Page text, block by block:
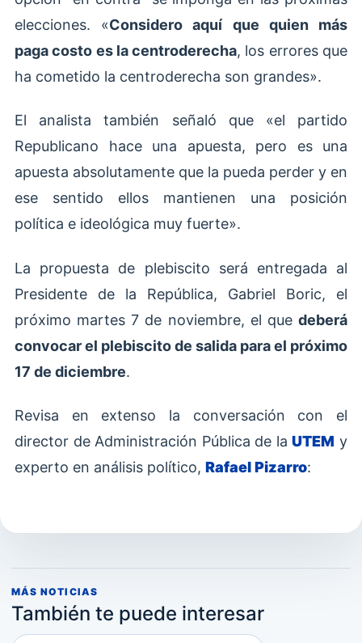
elecciones. «Considero aquí que quien más
paga costo es la centroderecha, los errores que
ha cometido la centroderecha son grandes».
El analista también señaló que «el partido
Republicano hace una apuesta, pero es una
apuesta absolutamente que la pueda perder y en
ese sentido ellos mantienen una posición
política e ideológica muy fuerte».
La propuesta de plebiscito será entregada al
Presidente de la República, Gabriel Boric, el
próximo martes 7 de noviembre, el que deberá
convocar el plebiscito de salida para el próximo
17 de diciembre.
Revisa en extenso la conversación con el
director de Administración Pública de laUTEM y
experto en análisis político, Rafael Pizarro:
MÁS NOTICIAS
También te puede interesar